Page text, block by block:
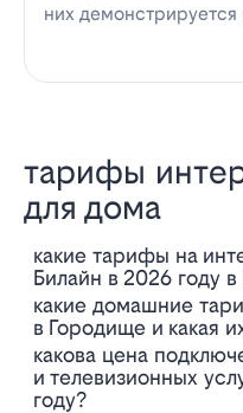
них демонстрируется
тарифы
для дома
Какие тарифы на интернет и ТВ предлагает
Билайн в 2026 году
Какие домашние тарифы Билайн доступны
в Городище и какая
Какова цена подключения интернет
и телевизионных
году?